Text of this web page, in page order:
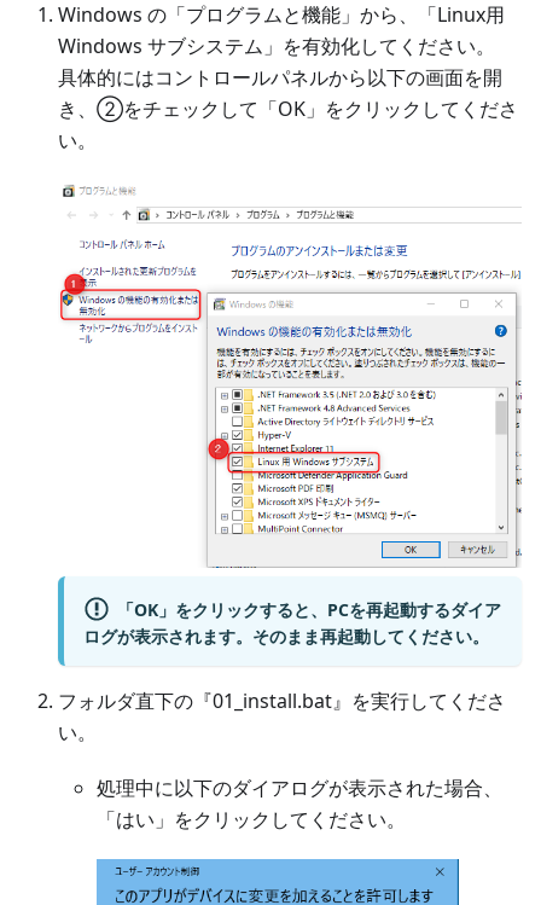
Windows の「プログラムと機能」から、「Linux用
Windows サブシステム」を有効化してください。
具体的にはコントロールパネルから以下の画面を開
き、②をチェックして「OK」をクリックしてくださ
い。
「OK」をクリックすると、PCを再起動するダイア
ログが表示されます。そのまま再起動してください。
フォルダ直下の『01_install.bat』を実行してくださ
い。
処理中に以下のダイアログが表示された場合、
「はい」をクリックしてください。